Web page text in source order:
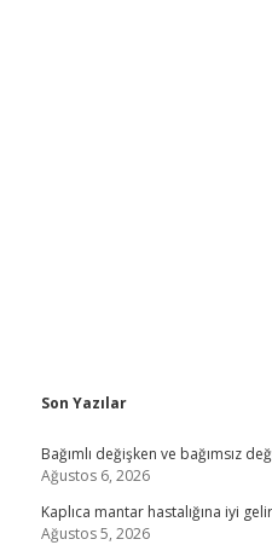
Sidebar
Son Yazılar
Bağımlı değişken ve bağımsız
Ağustos 6, 2026
Kaplıca mantar hastalığına iyi
Ağustos 5, 2026